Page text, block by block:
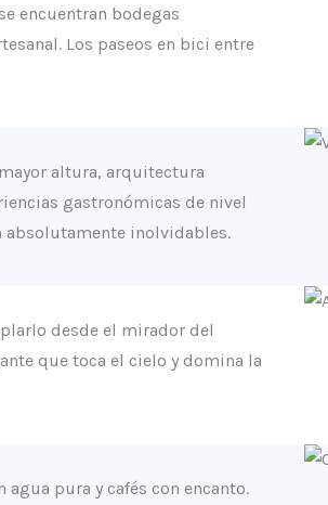
encuentran bodegas
Los paseos en bici entre
altura, arquitectura
gastronómicas de nivel
absolutamente inolvidables.
desde el mirador del
que toca el cielo y domina la
pura y cafés con encanto.